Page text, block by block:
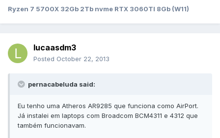
Ryzen 7 5700X 32Gb 2Tb nvme RTX 3060TI 8Gb (W11)
lucaasdm3
Posted October 22, 2013
pernacabeluda said:
Eu tenho uma Atheros AR9285 que funciona como AirPort.
Já instalei em laptops com Broadcom BCM4311 e 4312 que
também funcionavam.